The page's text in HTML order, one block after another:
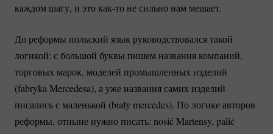
каждом шагу, и этокак-тоне сильно нам мешает.
До реформы польский язык руководствовался такой
логикой: с большой буквы пишем названия компаний,
торговых марок, моделей промышленных изделий
(fabryka Mercedesa), а уже названия самих изделий
писались с маленькой (biały mercedes). По логике авторов
реформы, отныне нужно писать: nosić Martensy, palić